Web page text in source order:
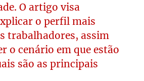
O artigo visa
o perfil mais
trabalhadores, assim
o cenário em que estão
são as principais